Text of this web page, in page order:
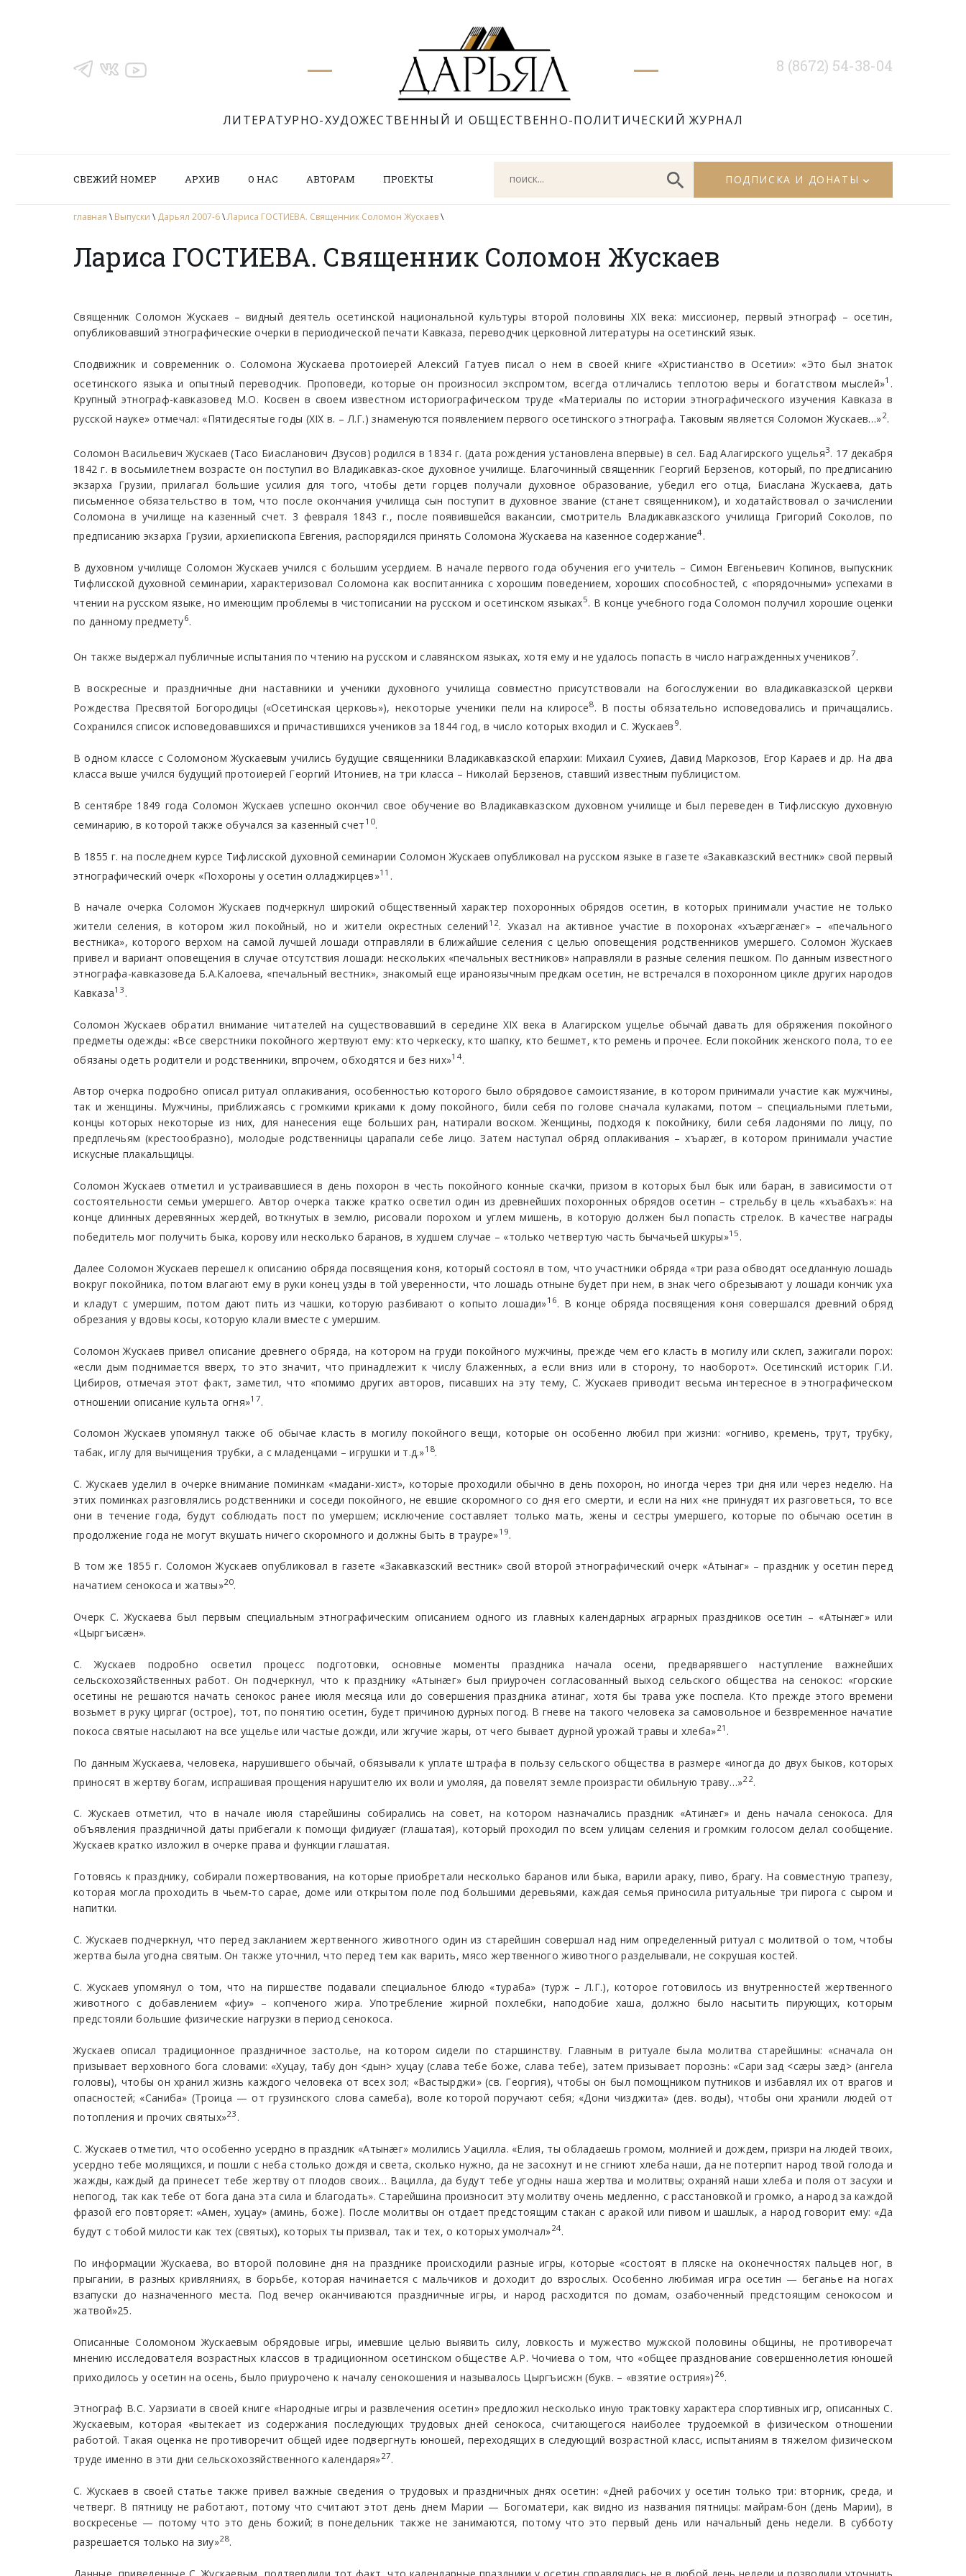
ЛИТЕРАТУРНО-ХУДОЖЕСТВЕННЫЙ И ОБЩЕСТВЕННО-ПОЛИТИЧЕСКИЙ ЖУРНАЛ
8 (8672) 54-38-04
СВЕЖИЙ НОМЕР АРХИВ О НАС АВТОРАМ ПРОЕКТЫ ПОДПИСКА И ДОНАТЫ
главная \ Выпуски \ Дарьял 2007-6\Лариса ГОСТИЕВА. Священник Соломон Жускаев\
Лариса ГОСТИЕВА. Священник Соломон Жускаев
Священник Соломон Жускаев – видный деятель осетинской национальной культуры второй половины ХIХ века: миссионер, первый этнограф – осетин,
опубликовавший этнографические очерки в периодической печати Кавказа, переводчик церковной литературы на осетинский язык.
Сподвижник и современник о. Соломона Жускаева протоиерей Алексий Гатуев писал о нем в своей книге «Христианство в Осетии»: «Это был знаток
осетинского языка и опытный переводчик. Проповеди, которые он произносил экспромтом, всегда отличались теплотою веры и богатством мыслей»1 .
Крупный этнограф-кавказовед М.О. Косвен в своем известном историографическом труде «Материалы по истории этнографического изучения Кавказа в
русской науке» отмечал: «Пятидесятые годы (ХIХ в. – Л.Г.) знаменуются появлением первого осетинского этнографа. Таковым является Соломон Жускаев…»2.
Соломон Васильевич Жускаев (Тасо Биасланович Дзусов) родился в 1834 г. (дата рождения установлена впервые) в сел. Бад Алагирского ущелья3. 17 декабря
1842 г. в восьмилетнем возрасте он поступил во Владикавказ-ское духовное училище. Благочинный священник Георгий Берзенов, который, по предписанию
экзарха Грузии, прилагал большие усилия для того, чтобы дети горцев получали духовное образование, убедил его отца, Биаслана Жускаева, дать
письменное обязательство в том, что после окончания училища сын поступит в духовное звание (станет священником), и ходатайствовал о зачислении
Соломона в училище на казенный счет. 3 февраля 1843 г., после появившейся вакансии, смотритель Владикавказского училища Григорий Соколов, по
предписанию экзарха Грузии, архиепископа Евгения, распорядился принять Соломона Жускаева на казенное содержание4.
В духовном училище Соломон Жускаев учился с большим усердием. В начале первого года обучения его учитель – Симон Евгеньевич Копинов, выпускник
Тифлисской духовной семинарии, характеризовал Соломона как воспитанника с хорошим поведением, хороших способностей, с «порядочными» успехами в
чтении на русском языке, но имеющим проблемы в чистописании на русском и осетинском языках5. В конце учебного года Соломон получил хорошие оценки
по данному предмету6.
Он также выдержал публичные испытания по чтению на русском и славянском языках, хотя ему и не удалось попасть в число награжденных учеников7.
В воскресные и праздничные дни наставники и ученики духовного училища совместно присутствовали на богослужении во владикавказской церкви
Рождества Пресвятой Богородицы («Осетинская церковь»), некоторые ученики пели на клиросе8. В посты обязательно исповедовались и причащались.
Сохранился список исповедовавшихся и причастившихся учеников за 1844 год, в число которых входил и С. Жускаев 9.
В одном классе с Соломоном Жускаевым учились будущие священники Владикавказской епархии: Михаил Сухиев, Давид Маркозов, Егор Караев и др. На два
класса выше учился будущий протоиерей Георгий Итониев, на три класса – Николай Берзенов, ставший известным публицистом.
В сентябре 1849 года Соломон Жускаев успешно окончил свое обучение во Владикавказском духовном училище и был переведен в Тифлисскую духовную
семинарию, в которой также обучался за казенный счет 10.
В 1855 г. на последнем курсе Тифлисской духовной семинарии Соломон Жускаев опубликовал на русском языке в газете «Закавказский вестник» свой первый
этнографический очерк «Похороны у осетин олладжирцев»11 .
В начале очерка Соломон Жускаев подчеркнул широкий общественный характер похоронных обрядов осетин, в которых принимали участие не только
жители селения, в котором жил покойный, но и жители окрестных селений 12. Указал на активное участие в похоронах «хъæргæнæг» – «печального
вестника», которого верхом на самой лучшей лошади отправляли в ближайшие селения с целью оповещения родственников умершего. Соломон Жускаев
привел и вариант оповещения в случае отсутствия лошади: нескольких «печальных вестников» направляли в разные селения пешком. По данным известного
этнографа-кавказоведа Б.А.Калоева, «печальный вестник», знакомый еще ираноязычным предкам осетин, не встречался в похоронном цикле других народов
Кавказа13 .
Соломон Жускаев обратил внимание читателей на существовавший в середине ХIХ века в Алагирском ущелье обычай давать для обряжения покойного
предметы одежды: «Все сверстники покойного жертвуют ему: кто черкеску, кто шапку, кто бешмет, кто ремень и прочее. Если покойник женского пола, то ее
обязаны одеть родители и родственники, впрочем, обходятся и без них»14.
Автор очерка подробно описал ритуал оплакивания, особенностью которого было обрядовое самоистязание, в котором принимали участие как мужчины,
так и женщины. Мужчины, приближаясь с громкими криками к дому покойного, били себя по голове сначала кулаками, потом – специальными плетьми,
концы которых некоторые из них, для нанесения еще больших ран, натирали воском. Женщины, подходя к покойнику, били себя ладонями по лицу, по
предплечьям (крестообразно), молодые родственницы царапали себе лицо. Затем наступал обряд оплакивания – хъарæг, в котором принимали участие
искусные плакальщицы.
Соломон Жускаев отметил и устраивавшиеся в день похорон в честь покойного конные скачки, призом в которых был бык или баран, в зависимости от
состоятельности семьи умершего. Автор очерка также кратко осветил один из древнейших похоронных обрядов осетин – стрельбу в цель «хъабахъ»: на
конце длинных деревянных жердей, воткнутых в землю, рисовали порохом и углем мишень, в которую должен был попасть стрелок. В качестве награды
победитель мог получить быка, корову или несколько баранов, в худшем случае – «только четвертую часть бычачьей шкуры»15 .
Далее Соломон Жускаев перешел к описанию обряда посвящения коня, который состоял в том, что участники обряда «три раза обводят оседланную лошадь
вокруг покойника, потом влагают ему в руки конец узды в той уверенности, что лошадь отныне будет при нем, в знак чего обрезывают у лошади кончик уха
и кладут с умершим, потом дают пить из чашки, которую разбивают о копыто лошади»16. В конце обряда посвящения коня совершался древний обряд
обрезания у вдовы косы, которую клали вместе с умершим.
Соломон Жускаев привел описание древнего обряда, на котором на груди покойного мужчины, прежде чем его класть в могилу или склеп, зажигали порох:
«если дым поднимается вверх, то это значит, что принадлежит к числу блаженных, а если вниз или в сторону, то наоборот». Осетинский историк Г.И.
Цибиров, отмечая этот факт, заметил, что «помимо других авторов, писавших на эту тему, С. Жускаев приводит весьма интересное в этнографическом
отношении описание культа огня»17.
Соломон Жускаев упомянул также об обычае класть в могилу покойного вещи, которые он особенно любил при жизни: «огниво, кремень, трут, трубку,
табак, иглу для вычищения трубки, а с младенцами – игрушки и т.д.»18.
С. Жускаев уделил в очерке внимание поминкам «мадани-хист», которые проходили обычно в день похорон, но иногда через три дня или через неделю. На
этих поминках разговлялись родственники и соседи покойного, не евшие скоромного со дня его смерти, и если на них «не принудят их разговеться, то все
они в течение года, будут соблюдать пост по умершем; исключение составляет только мать, жены и сестры умершего, которые по обычаю осетин в
продолжение года не могут вкушать ничего скоромного и должны быть в трауре»19.
В том же 1855 г. Соломон Жускаев опубликовал в газете «Закавказский вестник» свой второй этнографический очерк «Атынаг» – праздник у осетин перед
начатием сенокоса и жатвы»20.
Очерк С. Жускаева был первым специальным этнографическим описанием одного из главных календарных аграрных праздников осетин – «Атынæг» или
«Цыргъисæн».
С. Жускаев подробно осветил процесс подготовки, основные моменты праздника начала осени, предварявшего наступление важнейших
сельскохозяйственных работ. Он подчеркнул, что к празднику «Атынæг» был приурочен согласованный выход сельского общества на сенокос: «горские
осетины не решаются начать сенокос ранее июля месяца или до совершения праздника атинаг, хотя бы трава уже поспела. Кто прежде этого времени
возьмет в руку циргаг (острое), тот, по понятию осетин, будет причиною дурных погод. В гневе на такого человека за самовольное и безвременное начатие
покоса святые насылают на все ущелье или частые дожди, или жгучие жары, от чего бывает дурной урожай травы и хлеба»21 .
По данным Жускаева, человека, нарушившего обычай, обязывали к уплате штрафа в пользу сельского общества в размере «иногда до двух быков, которых
приносят в жертву богам, испрашивая прощения нарушителю их воли и умоляя, да повелят земле произрасти обильную траву…»22.
С. Жускаев отметил, что в начале июля старейшины собирались на совет, на котором назначались праздник «Атинæг» и день начала сенокоса. Для
объявления праздничной даты прибегали к помощи фидиуæг (глашатая), который проходил по всем улицам селения и громким голосом делал сообщение.
Жускаев кратко изложил в очерке права и функции глашатая.
Готовясь к празднику, собирали пожертвования, на которые приобретали несколько баранов или быка, варили араку, пиво, брагу. На совместную трапезу,
которая могла проходить в чьем-то сарае, доме или открытом поле под большими деревьями, каждая семья приносила ритуальные три пирога с сыром и
напитки.
С. Жускаев подчеркнул, что перед закланием жертвенного животного один из старейшин совершал над ним определенный ритуал с молитвой о том, чтобы
жертва была угодна святым. Он также уточнил, что перед тем как варить, мясо жертвенного животного разделывали, не сокрушая костей.
С. Жускаев упомянул о том, что на пиршестве подавали специальное блюдо «тураба» (турж – Л.Г.), которое готовилось из внутренностей жертвенного
животного с добавлением «фиу» – копченого жира. Употребление жирной похлебки, наподобие хаша, должно было насытить пирующих, которым
предстояли большие физические нагрузки в период сенокоса.
Жускаев описал традиционное праздничное застолье, на котором сидели по старшинству. Главным в ритуале была молитва старейшины: «сначала он
призывает верховного бога словами: «Хуцау, табу дон <дын> хуцау (слава тебе боже, слава тебе), затем призывает порознь: «Сари зад <сæры зæд> (ангела
головы), чтобы он хранил жизнь каждого человека от всех зол; «Вастырджи» (св. Георгия), чтобы он был помощником путников и избавлял их от врагов и
опасностей; «Саниба» (Троица — от грузинского слова самеба), воле которой поручают себя; «Дони чизджита» (дев. воды), чтобы они хранили людей от
потопления и прочих святых»23 .
С. Жускаев отметил, что особенно усердно в праздник «Атынæг» молились Уацилла. «Елия, ты обладаешь громом, молнией и дождем, призри на людей твоих,
усердно тебе молящихся, и пошли с неба столько дождя и света, сколько нужно, да не засохнут и не сгниют хлеба наши, да не потерпит народ твой голода и
жажды, каждый да принесет тебе жертву от плодов своих… Вацилла, да будут тебе угодны наша жертва и молитвы; охраняй наши хлеба и поля от засухи и
непогод, так как тебе от бога дана эта сила и благодать». Старейшина произносит эту молитву очень медленно, с расстановкой и громко, а народ за каждой
фразой его повторяет: «Амен, хуцау» (аминь, боже). После молитвы он отдает предстоящим стакан с аракой или пивом и шашлык, а народ говорит ему: «Да
будут с тобой милости как тех (святых), которых ты призвал, так и тех, о которых умолчал»24.
По информации Жускаева, во второй половине дня на празднике происходили разные игры, которые «состоят в пляске на оконечностях пальцев ног, в
прыгании, в разных кривляниях, в борьбе, которая начинается с мальчиков и доходит до взрослых. Особенно любимая игра осетин — беганье на ногах
взапуски до назначенного места. Под вечер оканчиваются праздничные игры, и народ расходится по домам, озабоченный предстоящим сенокосом и
жатвой»25.
Описанные Соломоном Жускаевым обрядовые игры, имевшие целью выявить силу, ловкость и мужество мужской половины общины, не противоречат
мнению исследователя возрастных классов в традиционном осетинском обществе А.Р. Чочиева о том, что «общее празднование совершеннолетия юношей
приходилось у осетин на осень, было приурочено к началу сенокошения и называлось Цыргъисжн (букв. – «взятие острия») 26.
Этнограф В.С. Уарзиати в своей книге «Народные игры и развлечения осетин» предложил несколько иную трактовку характера спортивных игр, описанных С.
Жускаевым, которая «вытекает из содержания последующих трудовых дней сенокоса, считающегося наиболее трудоемкой в физическом отношении
работой. Такая оценка не противоречит общей идее подвергнуть юношей, переходящих в следующий возрастной класс, испытаниям в тяжелом физическом
труде именно в эти дни сельскохозяйственного календаря»27.
С. Жускаев в своей статье также привел важные сведения о трудовых и праздничных днях осетин: «Дней рабочих у осетин только три: вторник, среда, и
четверг. В пятницу не работают, потому что считают этот день днем Марии — Богоматери, как видно из названия пятницы: майрам-бон (день Марии), в
воскресенье — потому что это день божий; в понедельник также не занимаются, потому что это первый день или начальный день недели. В субботу
разрешается только на зиу»28.